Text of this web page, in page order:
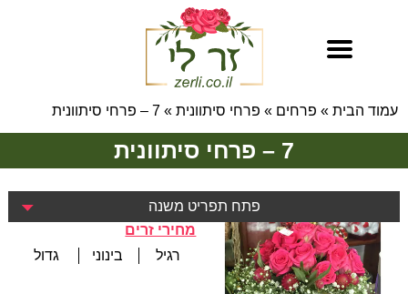
עמוד הבית » פרחים » פרחי סיתוונית » 7 – פרחי סיתוונית
7 – פרחי סיתוונית
פתח תפריט משנה
מחירי זרים
רגיל
בינוני גדול